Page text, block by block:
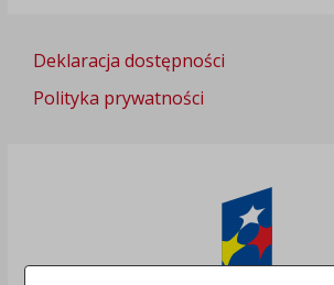
Deklaracja dostępności
Polityka prywatności